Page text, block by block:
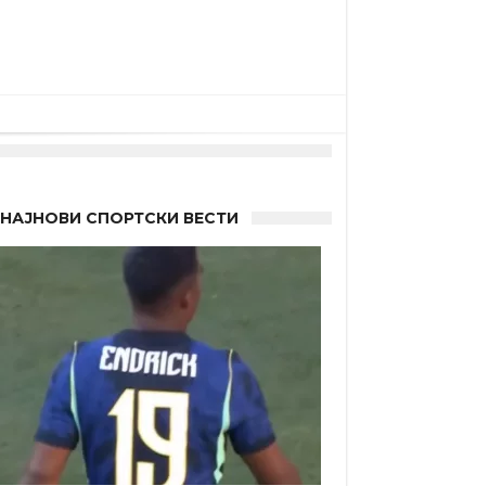
НАЈНОВИ СПОРТСКИ ВЕСТИ